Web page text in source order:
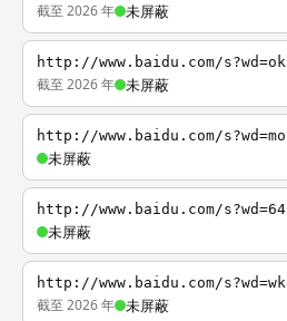
截至 2026 年 未屏蔽
http://www.baidu.com/s?wd=ok
截至 2026 年 未屏蔽
http://www.baidu.com/s?wd=mo
未屏蔽
http://www.baidu.com/s?wd=64
未屏蔽
http://www.baidu.com/s?wd=wk
截至 2026 年 未屏蔽